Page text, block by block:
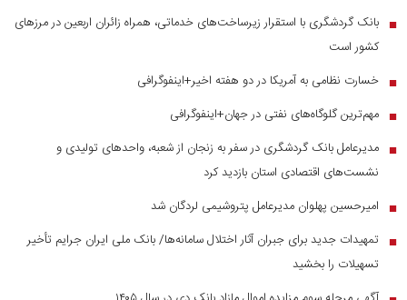
■ بانک گردشگری با استقرار زیرساخت‌های خدماتی، همراه زائران اربعین در مرز‌های
کشور است
■ خسارت نظامی به آمریکا در دو هفته اخیر+اینفوگرافی
■ مهم‌ترین گلوگاه‌های نفتی در جهان+اینفوگرافی
■ مدیرعامل بانک گردشگری در سفر به زنجان از شعبه، واحدهای تولیدی و
نشست‌های اقتصادی استان بازدید کرد
■ امیرحسین پهلوان مدیرعامل پتروشیمی لردگان شد
■
تمهیدات جدید برای جبران آثار اختلال سامانه‌ها/ بانک ملی ایران جرایم تأخیر
تسهیلات را بخشید